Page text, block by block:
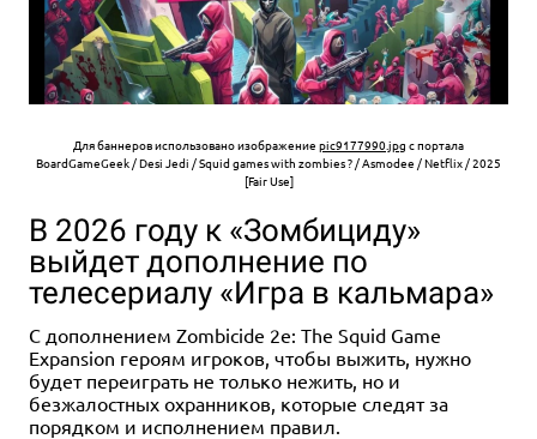
Для баннеров использовано изображение pic9177990.jpg с портала
BoardGameGeek / Desi Jedi / Squid games with zombies ? / Asmodee / Netflix / 2025
[Fair Use]
В 2026 году к «Зомбициду»
выйдет дополнение по
телесериалу «Игра в кальмара»
С дополнением Zombicide 2e: The Squid Game
Expansion героям игроков, чтобы выжить, нужно
будет переиграть не только нежить, но и
безжалостных охранников, которые следят за
порядком и исполнением правил.